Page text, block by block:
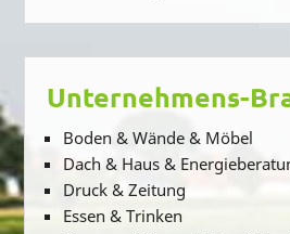
Unternehmens-
Boden & Wände & Möbel
Dach & Haus &
Druck & Zeitung
Essen & Trinken